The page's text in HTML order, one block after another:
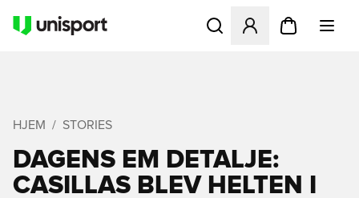
Åbner en Modal til at
HJEM STORIES
DAGENS EM DETALJE:
CASILLAS BLEV HELTEN I